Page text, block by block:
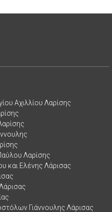
Αχιλλίου Λαρίσης
Λαρίσης
και Ελένης Λάρισας
Γιάννουλης Λάρισας